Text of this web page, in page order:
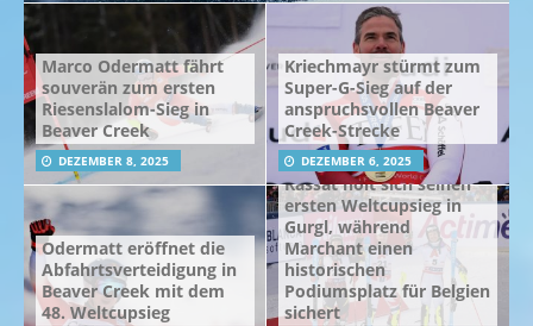
Marco Odermatt fährt
souverän zum ersten
Riesenslalom-Sieg in
Beaver Creek
DEZEMBER 8, 2025
Kriechmayr stürmt zum
Super-G-Sieg auf der
anspruchsvollen Beaver
Creek-Strecke
DEZEMBER 6, 2025
Odermatt eröffnet die
Abfahrtsverteidigung in
Beaver Creek mit dem
48. Weltcupsieg
Rassat holt sich seinen
ersten Weltcupsieg in
Gurgl, während
Marchant einen
historischen
Podiumsplatz für Belgien
sichert